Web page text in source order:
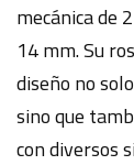
mecánica de
14 mm. Su
diseño no
sino que
con diversos